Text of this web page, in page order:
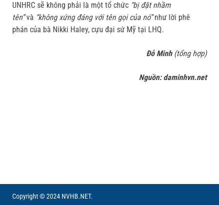
UNHRC sẽ không phải là một tổ chức “bị đặt nhầm
tên”và “không xứng đáng với tên gọi của nó”như lời phê
phán của bà Nikki Haley, cựu đại sứ Mỹ tại LHQ.
Đỗ Minh (tổng hợp)
Nguồn: daminhvn.net
Copyright © 2024 NVHB.NET.